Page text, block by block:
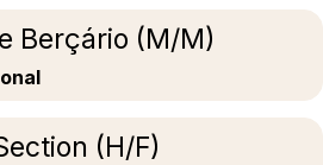
Berçário (M/M)
(H/F)